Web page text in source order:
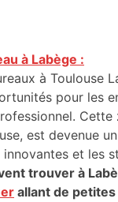
à Labège :
à Toulouse
pour les
Cette
est devenue
et les
trouver à
allant de